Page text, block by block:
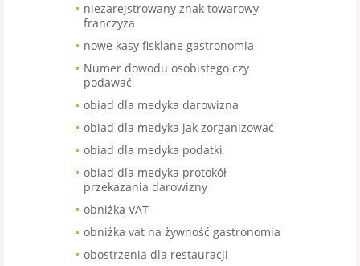
niezarejstrowany znak towarowy
franczyza
nowe kasy fisklane gastronomia
Numer dowodu osobistego czy
podawać
obiad dla medyka darowizna
obiad dla medyka jak zorganizować
obiad dla medyka podatki
obiad dla medyka protokół
przekazania darowizny
obniżka VAT
obniżka vat na żywność gastronomia
obostrzenia dla restauracji